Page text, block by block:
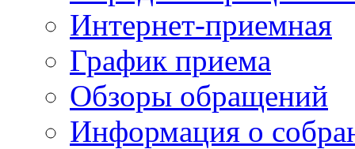
Интернет-приемная
График приема
Обзоры обращений
Информация о